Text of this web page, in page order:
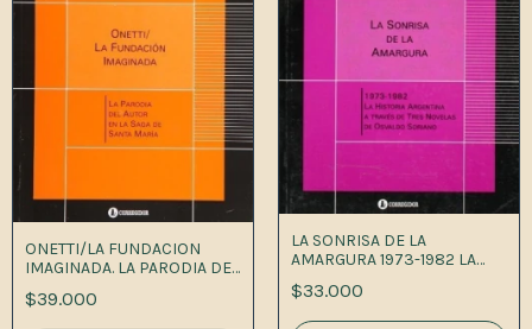
ONETTI/LA FUNDACION
IMAGINADA. LA PARODIA DEL
AUTO 1
$39.000
LA SONRISA DE LA
AMARGURA 1973-1982 LA
HISTORIA ARGENTINA A
TRAVÉS DE TRES NOVELAS
DE OSVALDO SORIAN
$33.000